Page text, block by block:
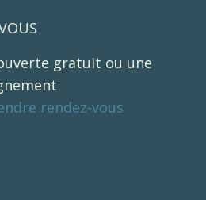
gratuit ou une
rendez-vous